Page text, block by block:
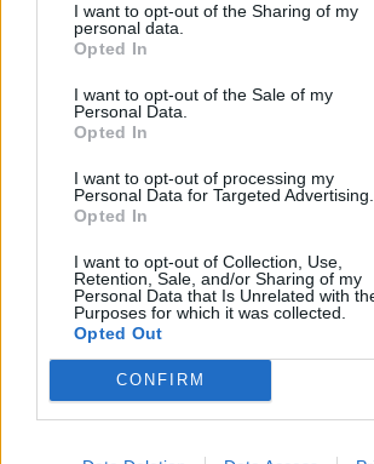
I want to opt-out of the Sharing of my
personal data.
Opted In
I want to opt-out of the Sale of my
Personal Data.
Opted In
I want to opt-out of processing my
Personal Data for Targeted Advertising.
Opted In
I want to opt-out of Collection, Use,
Retention, Sale, and/or Sharing of my
Personal Data that Is Unrelated with
Purposes for which it was collected.
Opted Out
CONFIRM
FOTÓ: KOVÁTS FOTÓMÚZEUM ÉS
(SZÉKELYUDVARHELY)